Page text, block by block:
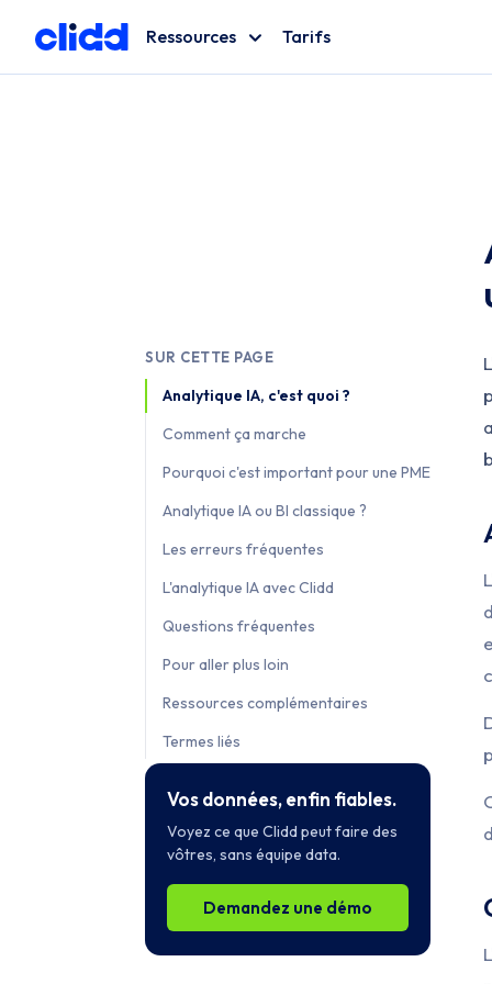
Ressources Tarifs
SUR CETTE PAGE
Analytique IA, c'est quoi ?
Comment ça marche
Pourquoi c'est important pour une PME
Analytique IA ou BI classique ?
Les erreurs fréquentes
L'analytique IA avec Clidd
Questions fréquentes
Pour aller plus loin
Ressources complémentaires
Termes liés
Vos données, enfin fiables.
Voyez ce que Clidd peut faire des
vôtres, sans équipe data.
Demandez une démo